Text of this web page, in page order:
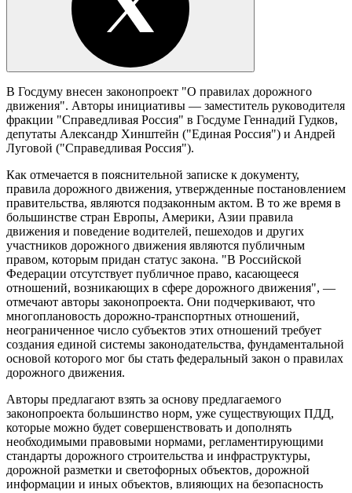
В Госдуму внесен законопроект "О правилах дорожного
движения". Авторы инициативы — заместитель руководителя
фракции "Справедливая Россия" в Госдуме Геннадий Гудков,
депутаты Александр Хинштейн ("Единая Россия") и Андрей
Луговой ("Справедливая Россия").
Как отмечается в пояснительной записке к документу,
правила дорожного движения, утвержденные постановлением
правительства, являются подзаконным актом. В то же время в
большинстве стран Европы, Америки, Азии правила
движения и поведение водителей, пешеходов и других
участников дорожного движения являются публичным
правом, которым придан статус закона. "В Российской
Федерации отсутствует публичное право, касающееся
отношений, возникающих в сфере дорожного движения", —
отмечают авторы законопроекта. Они подчеркивают, что
многоплановость дорожно-транспортных отношений,
неограниченное число субъектов этих отношений требует
создания единой системы законодательства, фундаментальной
основой которого мог бы стать федеральный закон о правилах
дорожного движения.
Авторы предлагают взять за основу предлагаемого
законопроекта большинство норм, уже существующих ПДД,
которые можно будет совершенствовать и дополнять
необходимыми правовыми нормами, регламентирующими
стандарты дорожного строительства и инфраструктуры,
дорожной разметки и светофорных объектов, дорожной
информации и иных объектов, влияющих на безопасность